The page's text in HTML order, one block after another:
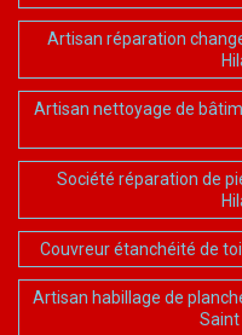
Artisan réparation
Artisan nettoyage de
Société réparation de
Couvreur étanchéité de
Artisan habillage de
Saint